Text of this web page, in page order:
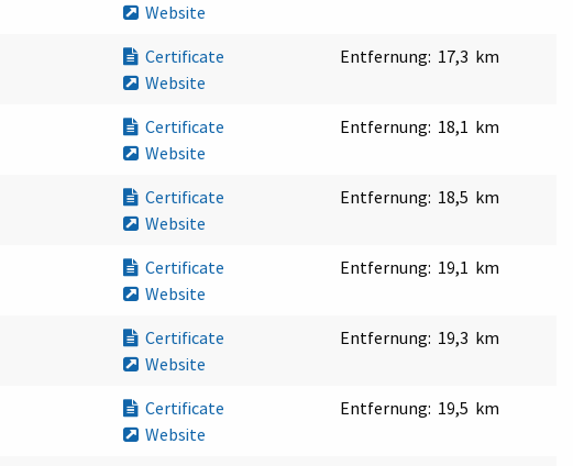
Website
Certificate
Website
Entfernung: 17,3 km
Certificate
Website
Entfernung: 18,1 km
Certificate
Website
Entfernung: 18,5 km
Certificate
Website
Entfernung: 19,1 km
Certificate
Website
Entfernung: 19,3 km
Certificate
Website
Entfernung: 19,5 km